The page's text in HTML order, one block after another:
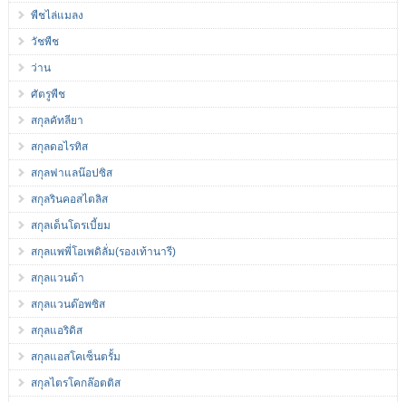
พืชไล่แมลง
วัชพืช
ว่าน
ศัตรูพืช
สกุลคัทลียา
สกุลดอไรทิส
สกุลฟาแลน๊อปซิส
สกุลรินคอสไตลิส
สกุลเด็นโดรเบี้ยม
สกุลแพพี่โอเพดิลั่ม(รองเท้านารี)
สกุลแวนด้า
สกุลแวนด๊อพซิส
สกุลแอริดิส
สกุลแอสโคเซ็นตรั้ม
สกุลไตรโคกล๊อตติส